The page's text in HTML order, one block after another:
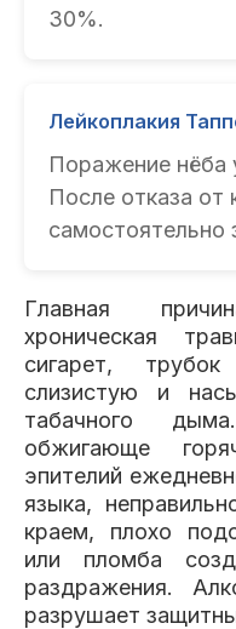
30%.
Лейкоплакия
Поражение нёба
После отказа от
самостоятельно
Главная
хроническая
сигарет,
слизистую и
табачного
обжигающе
эпителий
языка,
краем, плохо
или пломба
раздражения.
разрушает